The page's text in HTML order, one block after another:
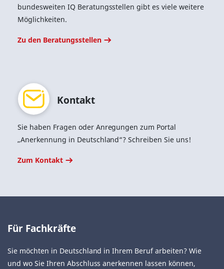
bundesweiten IQ Beratungsstellen gibt es viele weitere
Möglichkeiten.
Zu den Beratungsstellen
Kon­takt
Sie haben Fragen oder Anregungen zum Portal
„Anerkennung in Deutschland“? Schreiben Sie uns!
Zum Kontakt
Für Fachkräfte
Sie möchten in Deutschland in Ihrem Beruf arbeiten? Wie
und wo Sie Ihren Abschluss anerkennen lassen können,